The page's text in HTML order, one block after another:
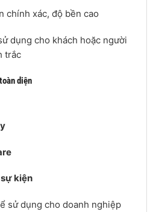
chính xác, độ bền cao
dụng cho khách hoặc người
trắc
diện
kiện
sử dụng cho doanh nghiệp